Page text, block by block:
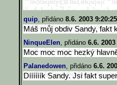
quip, přidáno 8.6. 2003 9:20:25
Máš můj obdiv Sandy, fakt
NinqueElen, přidáno 6.6.
Moc moc moc hezký
Palanedowen, přidáno 6.6.
Díííííík Sandy. Jsi fakt